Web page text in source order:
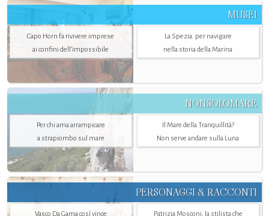
MUSEI
Capo Horn fa rivivere imprese
ai confini dell’impossibile
La Spezia. per navigare
nella storia della Marina
NONSOLOMARE
Per chi ama arrampicare
a strapiombo sul mare
Il Mare della Tranquillità?
Non serve andare sulla Luna
PERSONAGGI & RACCONTI
Vasco Da Gama così vince
Patrizia Mosconi, la stilista che